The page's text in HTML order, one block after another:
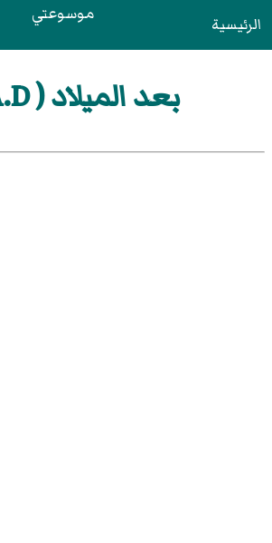
الرئيسية موسوعتي
بعد الميلاد ( A.D: )